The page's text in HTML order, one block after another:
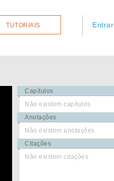
TUTORIAIS Entrar
Capítulos
Não existem capítulos
Anotações
Não existem anotações
Citações
Não existem citações